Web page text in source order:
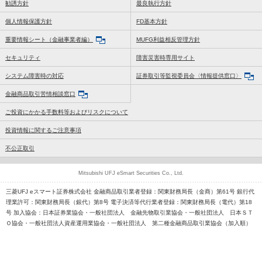
勧誘方針 最良執行方針
個人情報保護方針 FD基本方針
重要情報シート（金融事業者編） MUFG利益相反管理方針
セキュリティ 障害災害時専用サイト
システム障害時の対応 証券取引等監視委員会〈情報提供窓口〉
金融商品取引苦情相談窓口
ご投資にかかる手数料等およびリスクについて
投資情報に関するご注意事項
不公正取引
三菱UFJ eスマート証券株式会社 金融商品取引業者登録：関東財務局長（金商）第61号 銀行代
理業許可：関東財務局長（銀代）第8号 電子決済等代行業者登録：関東財務局長（電代）第18
号 加入協会：日本証券業協会・一般社団法人 金融先物取引業協会・一般社団法人 日本ＳＴ
Ｏ協会・一般社団法人資産運用業協会・一般社団法人 第二種金融商品取引業協会（加入順）
Mitsubishi UFJ eSmart Securities Co., Ltd.